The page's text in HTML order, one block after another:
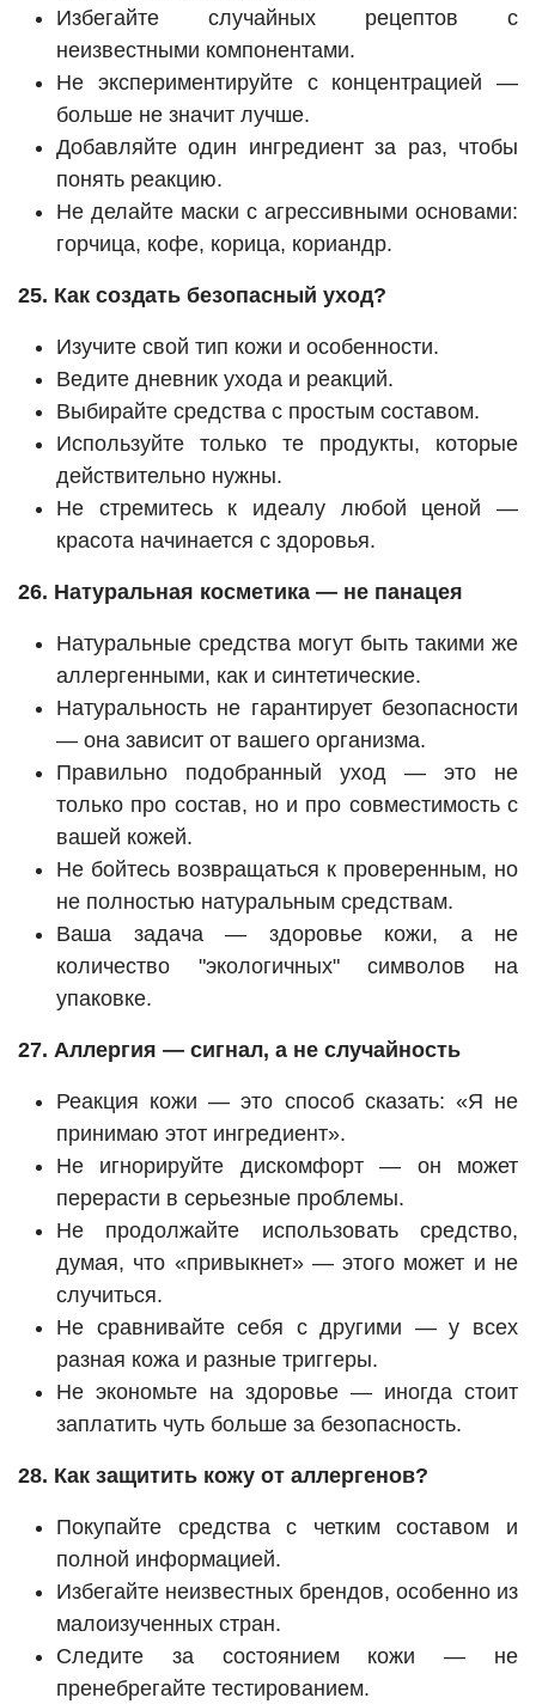
Избегайте случайных рецептов с
неизвестными компонентами.
Не экспериментируйте с концентрацией —
больше не значит лучше.
Добавляйте один ингредиент за раз, чтобы
понять реакцию.
Не делайте маски с агрессивными основами:
горчица, кофе, корица, кориандр.
25. Как создать безопасный уход?
Изучите свой тип кожи и особенности.
Ведите дневник ухода и реакций.
Выбирайте средства с простым составом.
Используйте только те продукты, которые
действительно нужны.
Не стремитесь к идеалу любой ценой —
красота начинается с здоровья.
26. Натуральная косметика — не панацея
Натуральные средства могут быть такими же
аллергенными, как и синтетические.
Натуральность не гарантирует безопасности
— она зависит от вашего организма.
Правильно подобранный уход — это не
только про состав, но и про совместимость с
вашей кожей.
Не бойтесь возвращаться к проверенным, но
не полностью натуральным средствам.
Ваша задача — здоровье кожи, а не
количество "экологичных" символов на
упаковке.
27. Аллергия — сигнал, а не случайность
Реакция кожи — это способ сказать: «Я не
принимаю этот ингредиент».
Не игнорируйте дискомфорт — он может
перерасти в серьезные проблемы.
Не продолжайте использовать средство,
думая, что «привыкнет» — этого может и не
случиться.
Не сравнивайте себя с другими — у всех
разная кожа и разные триггеры.
Не экономьте на здоровье — иногда стоит
заплатить чуть больше за безопасность.
28. Как защитить кожу от аллергенов?
Покупайте средства с четким составом и
полной информацией.
Избегайте неизвестных брендов, особенно из
малоизученных стран.
Следите за состоянием кожи — не
пренебрегайте тестированием.